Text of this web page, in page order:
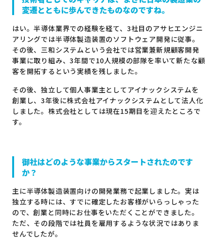
変遷とともに歩んできたものなのですね。
はい。半導体業界での経験を経て、3社目のアサヒエンジニ
アリングでは半導体製造装置のソフトウェア開発に従事。
その後、三和システムという会社では営業兼新規顧客開発
事業に取り組み、3年間で10人規模の部隊を率いて新たな顧
客を開拓するという実績を残しました。
その後、独立して個人事業主としてアイナックシステムを
創業し、3年後に株式会社アイナックシステムとして法人化
しました。株式会社としては現在15期目を迎えたところで
す。
御社はどのような事業からスタートされたのです
か？
主に半導体製造装置向けの開発業務で起業しました。実は
独立する時には、すでに確定したお客様がいらっしゃった
ので、創業と同時にお仕事をいただくことができました。
ただ、その段階では社員を雇用するような状況ではありま
せんでしたが。